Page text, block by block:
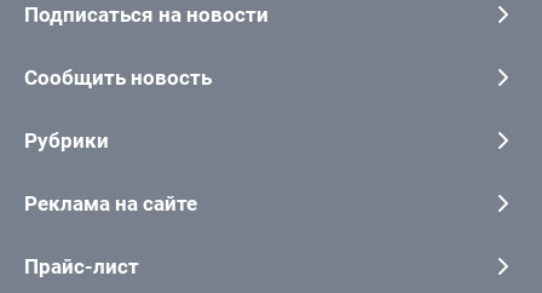
Подписаться на новости
Сообщить новость
Рубрики
Реклама на сайте
Прайс-лист